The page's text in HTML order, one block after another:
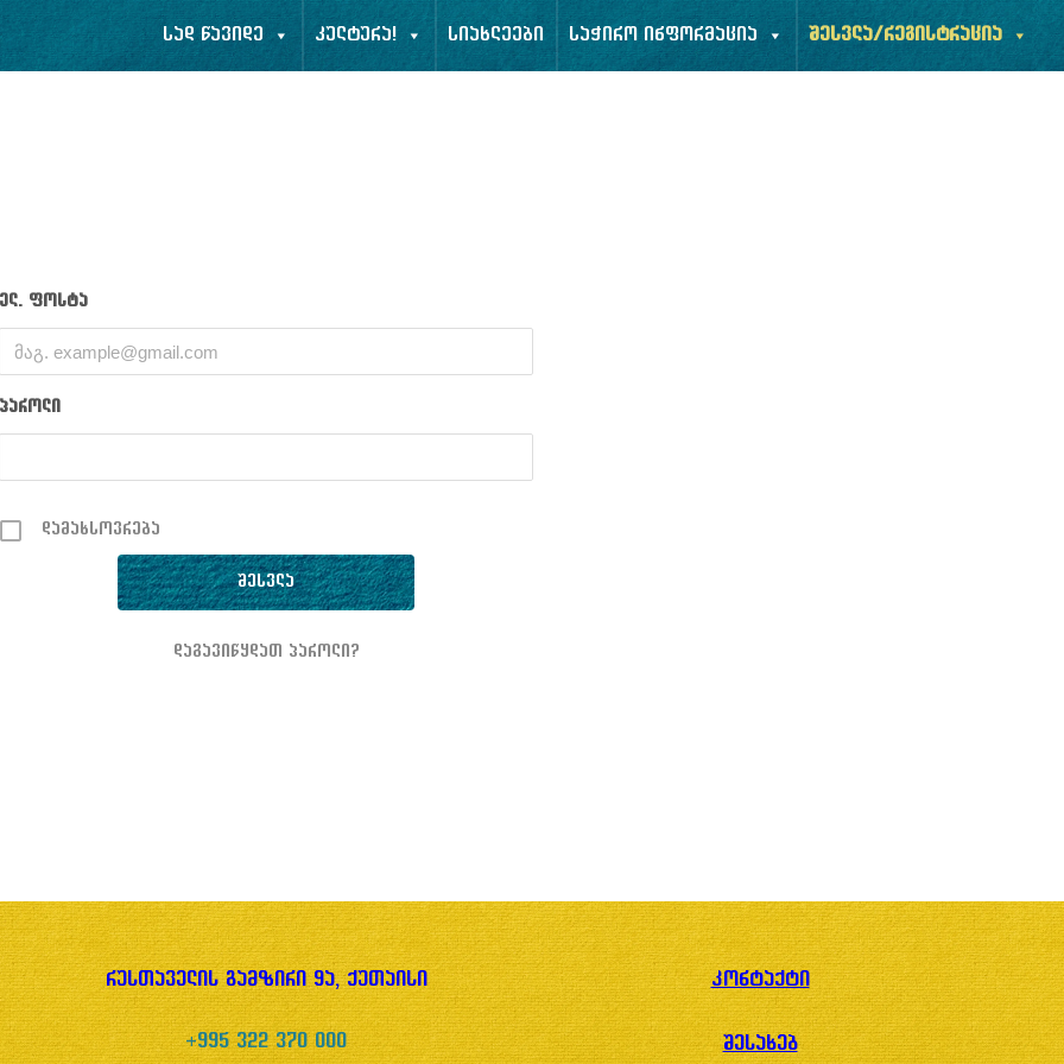
სად წავიდე კულტურა! სიახლეები საჭირო ინფორმაცია შესვლა/რეგისტრაცია
ელ. ფოსტა
პაროლი
დამახსოვრება
დაგავიწყდათ პაროლი?
რუსთაველის გამზირი 9ა, ქუთაისი
+995 322 370 000
კონტაქტი
შესახებ